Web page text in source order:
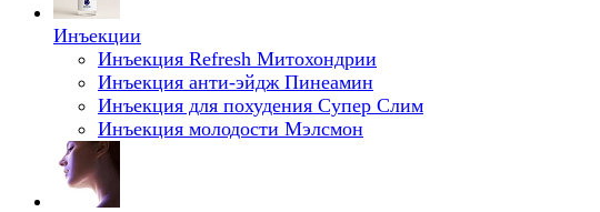
Инъекции
Инъекция Refresh Митохондрии
Инъекция анти-эйдж Пинеамин
Инъекция для похудения Супер Слим
Инъекция молодости Мэлсмон